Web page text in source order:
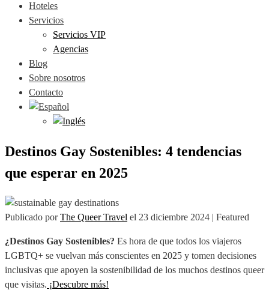
Hoteles
Servicios
Servicios VIP
Agencias
Blog
Sobre nosotros
Contacto
Destinos Gay Sostenibles: 4 tendencias
que esperar en 2025
Publicado porThe Queer Travel el 23 diciembre 2024 | Featured
¿Destinos Gay Sostenibles? Es hora de que todos los viajeros
LGBTQ+ se vuelvan más conscientes en 2025 y tomen decisiones
inclusivas que apoyen la sostenibilidad de los muchos destinos queer
que visitas. ¡Descubre más!